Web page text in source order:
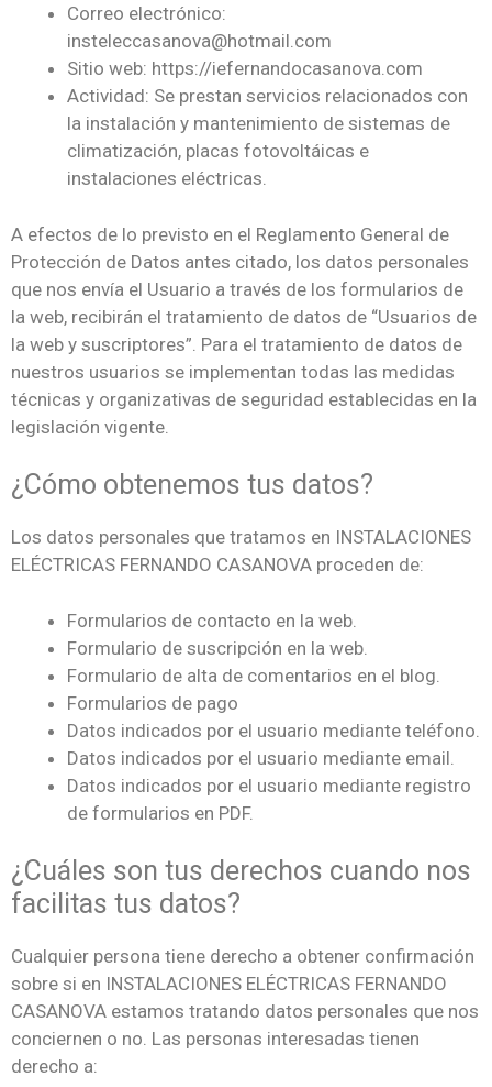
Correo electrónico:
insteleccasanova@hotmail.com
Sitio web: https://iefernandocasanova.com
Actividad: Se prestan servicios relacionados con
la instalación y mantenimiento de sistemas de
climatización, placas fotovoltáicas e
instalaciones eléctricas.
A efectos de lo previsto en el Reglamento General de
Protección de Datos antes citado, los datos personales
que nos envía el Usuario a través de los formularios de
la web, recibirán el tratamiento de datos de “Usuarios de
la web y suscriptores”. Para el tratamiento de datos de
nuestros usuarios se implementan todas las medidas
técnicas y organizativas de seguridad establecidas en la
legislación vigente.
¿Cómo obtenemos tus datos?
Los datos personales que tratamos en INSTALACIONES
ELÉCTRICAS FERNANDO CASANOVA proceden de:
Formularios de contacto en la web.
Formulario de suscripción en la web.
Formulario de alta de comentarios en el blog.
Formularios de pago
Datos indicados por el usuario mediante teléfono.
Datos indicados por el usuario mediante email.
Datos indicados por el usuario mediante registro
de formularios en PDF.
¿Cuáles son tus derechos cuando nos
facilitas tus datos?
Cualquier persona tiene derecho a obtener confirmación
sobre si en INSTALACIONES ELÉCTRICAS FERNANDO
CASANOVA estamos tratando datos personales que nos
conciernen o no. Las personas interesadas tienen
derecho a: